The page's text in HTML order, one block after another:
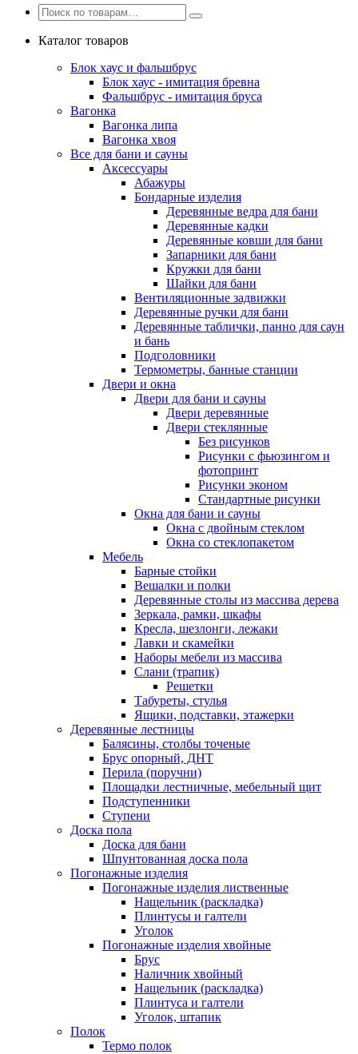
Каталог товаров
Блок хаус и фальшбрус
Блок хаус - имитация бревна
Фальшбрус - имитация бруса
Вагонка
Вагонка липа
Вагонка хвоя
Все для бани и сауны
Аксессуары
Абажуры
Бондарные изделия
Деревянные ведра для бани
Деревянные кадки
Деревянные ковши для бани
Запарники для бани
Кружки для бани
Шайки для бани
Вентиляционные задвижки
Деревянные ручки для бани
Деревянные таблички, панно для саун
и бань
Подголовники
Термометры, банные станции
Двери и окна
Двери для бани и сауны
Двери деревянные
Двери стеклянные
Без рисунков
Рисунки с фьюзингом и
фотопринт
Рисунки эконом
Стандартные рисунки
Окна для бани и сауны
Окна с двойным стеклом
Окна со стеклопакетом
Мебель
Барные стойки
Вешалки и полки
Деревянные столы из массива дерева
Зеркала, рамки, шкафы
Кресла, шезлонги, лежаки
Лавки и скамейки
Наборы мебели из массива
Слани (трапик)
Решетки
Табуреты, стулья
Ящики, подставки, этажерки
Деревянные лестницы
Балясины, столбы точеные
Брус опорный, ДНТ
Перила (поручни)
Площадки лестничные, мебельный щит
Подступенники
Ступени
Доска пола
Доска для бани
Шпунтованная доска пола
Погонажные изделия
Погонажные изделия лиственные
Нащельник (раскладка)
Плинтусы и галтели
Уголок
Погонажные изделия хвойные
Брус
Наличник хвойный
Нащельник (раскладка)
Плинтуса и галтели
Уголок, штапик
Полок
Термо полок